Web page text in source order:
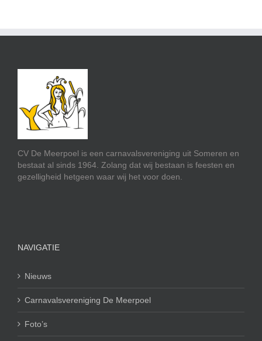
CV De Meerpoel is een carnavalsvereniging uit Someren en
bestaat al sinds 1964. Zolang dat wij bestaan is feesten en
gezelligheid hetgeen waar wij het voor doen.
NAVIGATIE
Nieuws
Carnavalsvereniging De Meerpoel
Foto’s